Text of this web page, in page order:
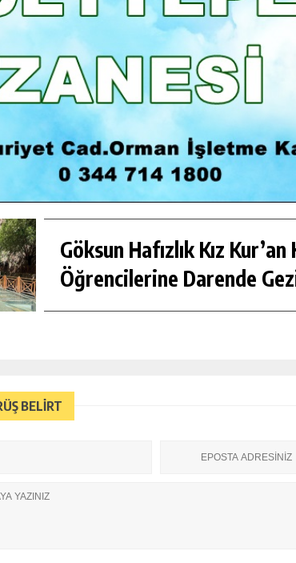
Göksun Hafızlık Kız Kur’an
Öğrencilerine Darende
BELİRT
HABER AKIŞI
MARAŞ KAMPINDA
FOTOĞRAFÇILIĞI
GÖKSUN